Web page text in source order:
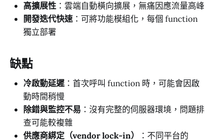
高擴展性 ：雲端自動橫向擴展，無痛因應流量高峰
開發迭代快速：可將功能模組化，每個 function
獨立部署
缺點
冷啟動延遲：首次呼叫 function 時，可能會因啟
動時間稍慢
除錯與監控不易 ：沒有完整的伺服器環境，問題排
查可能較複雜
供應商綁定（vendor lock-in）
：不同平台的